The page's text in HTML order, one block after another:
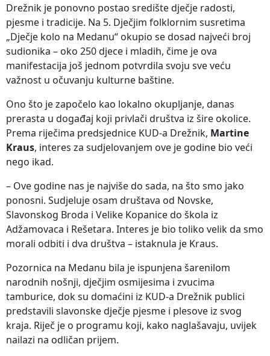
Drežnik je ponovno postao središte dječje radosti,
pjesme i tradicije. Na 5. Dječjim folklornim susretima
„Dječje kolo na Medanu“ okupio se dosad najveći broj
sudionika – oko 250 djece i mladih, čime je ova
manifestacija još jednom potvrdila svoju sve veću
važnost u očuvanju kulturne baštine.
Ono što je započelo kao lokalno okupljanje, danas
prerasta u događaj koji privlači društva iz šire okolice.
Prema riječima predsjednice KUD-a Drežnik, Martine
Kraus, interes za sudjelovanjem ove je godine bio veći
nego ikad.
– Ove godine nas je najviše do sada, na što smo jako
ponosni. Sudjeluje osam društava od Novske,
Slavonskog Broda i Velike Kopanice do škola iz
Adžamovaca i Rešetara. Interes je bio toliko velik da smo
morali odbiti i dva društva – istaknula je Kraus.
Pozornica na Medanu bila je ispunjena šarenilom
narodnih nošnji, dječjim osmijesima i zvucima
tamburice, dok su domaćini iz KUD-a Drežnik publici
predstavili slavonske dječje pjesme i plesove iz svog
kraja. Riječ je o programu koji, kako naglašavaju, uvijek
nailazi na odličan prijem.